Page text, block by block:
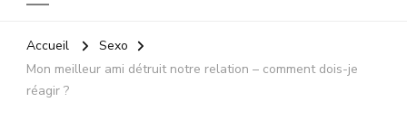
Accueil
Sexo
Mon meilleur ami détruit notre relation – comment dois-je
réagir ?